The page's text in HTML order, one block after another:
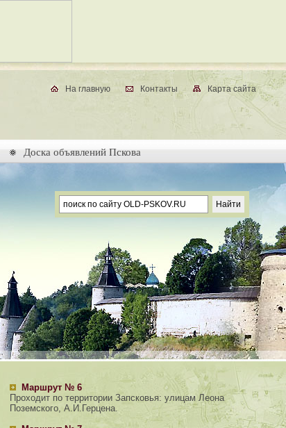
На главную Контакты Карта сайта
Доска объявлений Пскова
Маршрут № 6
Проходит по территории Запсковья: улицам Леона
Поземского, А.И.Герцена.